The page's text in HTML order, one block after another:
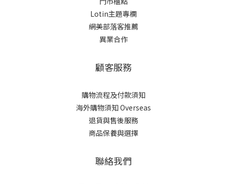
Lotin主題專欄
網美部落客推薦
異業合作
顧客服務
購物流程及付款須知
海外購物須知 Overseas
退貨與售後服務
商品保養與選擇
聯絡我們